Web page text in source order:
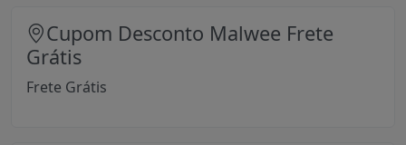
Cupom Desconto Malwee Frete
Grátis
Frete Grátis